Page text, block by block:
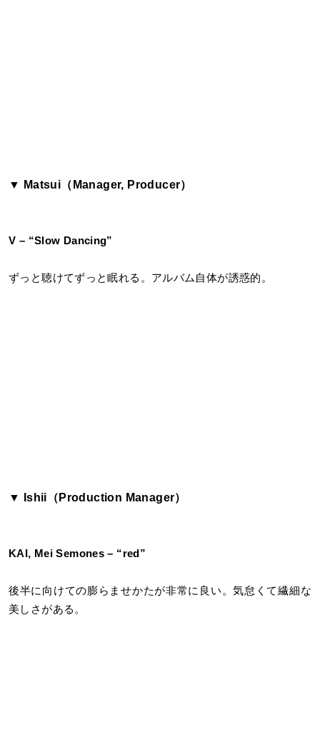
▼ Matsui（Manager, Producer）
V – “Slow Dancing”
ずっと聴けてずっと眠れる。アルバム自体が誘惑的。
▼ Ishii（Production Manager）
KAI, Mei Semones – “red”
後半に向けての膨らませかたが非常に良い。気怠くて繊細な
美しさがある。